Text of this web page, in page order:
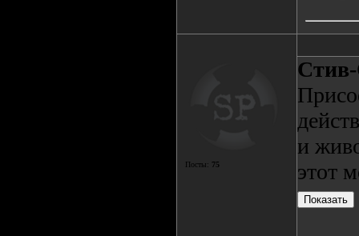
Посты: 75
и
этот